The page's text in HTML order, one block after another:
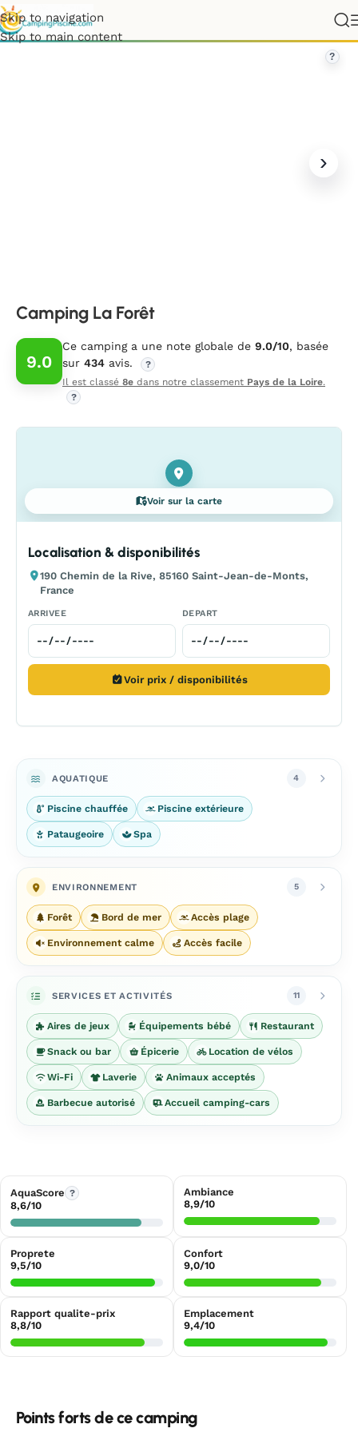
Skip to navigation
Skip to main content
France»Pays de la Loire
?
Camping La Forêt
9.0
Ce camping a une note globale de 9.0/10, basée
sur 434 avis.
?
Il est classé 8e dans notre classement Pays de la Loire.
?
Voir sur la carte
Localisation & disponibilités
190 Chemin de la Rive, 85160 Saint-Jean-de-Monts,
France
ARRIVEE DEPART
Voir prix / disponibilités
AQUATIQUE 4
Piscine chauffée Piscine extérieure
Pataugeoire Spa
ENVIRONNEMENT 5
Forêt Bord de mer Accès plage
Environnement calme Accès facile
SERVICES ET ACTIVITÉS 11
Aires de jeux Équipements bébé Restaurant
Snack ou bar Épicerie Location de vélos
Wi-Fi Laverie Animaux acceptés
Barbecue autorisé Accueil camping-cars
AquaScore ?
8,6/10
Ambiance
8,9/10
Proprete
9,5/10
Confort
9,0/10
Rapport qualite-prix
8,8/10
Emplacement
9,4/10
Points forts de ce camping